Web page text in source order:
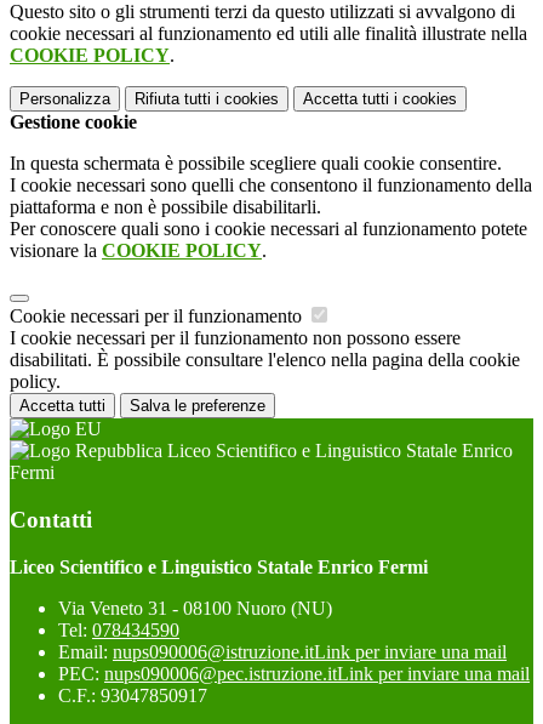
Questo sito o gli strumenti terzi da questo utilizzati si avvalgono di
cookie necessari al funzionamento ed utili alle finalità illustrate nella
COOKIE POLICY.
Personalizza Rifiuta tutti i cookies Accetta tutti i cookies
Gestione cookie
In questa schermata è possibile scegliere quali cookie consentire.
I cookie necessari sono quelli che consentono il funzionamento della
piattaforma e non è possibile disabilitarli.
Per conoscere quali sono i cookie necessari al funzionamento potete
visionare la COOKIE POLICY.
Cookie necessari per il funzionamento
I cookie necessari per il funzionamento non possono essere
disabilitati. È possibile consultare l'elenco nella pagina della cookie
policy.
Accetta tutti Salva le preferenze
Liceo Scientifico e Linguistico Statale Enrico
Fermi
Contatti
Liceo Scientifico e Linguistico Statale Enrico Fermi
Via Veneto 31 - 08100 Nuoro (NU)
Tel: 078434590
Email: nups090006@istruzione.itLink per inviare una mail
PEC: nups090006@pec.istruzione.itLink per inviare una mail
C.F.: 93047850917